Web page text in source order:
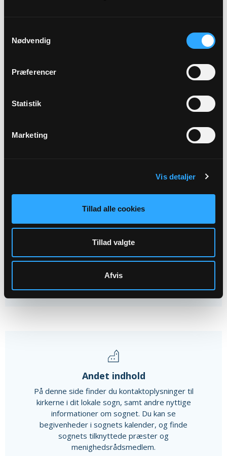
Nødvendig
Præferencer
Statistik
Marketing
Vis detaljer
Tillad alle cookies
Tillad valgte
Afvis
26
Musikalsk legestue i Valsgaard...
Valsgaard Kirke, kl. 10:00
Alle arrangementer
Andet indhold
På denne side finder du kontaktoplysninger til
kirkerne i dit lokale sogn, samt andre nyttige
informationer om sognet. Du kan se
begivenheder i sognets kalender, og finde
sognets tilknyttede præster og
menighedsrådsmedlem.